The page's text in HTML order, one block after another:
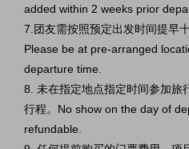
added within 2 weeks prior
7.团友需按照预定出发时间提早
Please be at pre-arranged
departure time.
8. 未在指定地点指定时间参加旅
行程。No show on the day of
refundable.